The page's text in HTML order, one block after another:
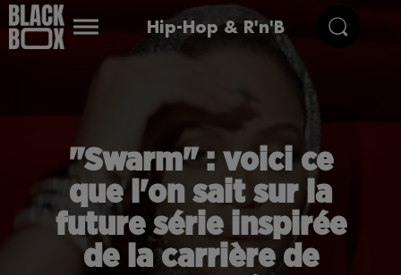
Hip-Hop & R'n'B
"Swarm" : voici ce
que l'on sait sur la
future série inspirée
de la carrière de